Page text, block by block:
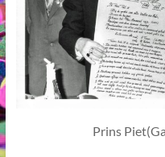
Prins